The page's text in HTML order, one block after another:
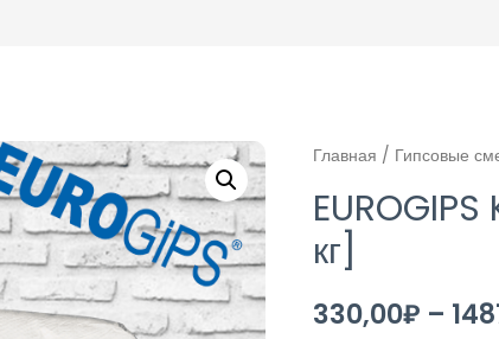
Главная / Гипсовые
кг]
330,00₽ –